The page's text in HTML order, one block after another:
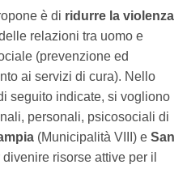
è di ridurre la violenza
relazioni tra uomo e
(prevenzione ed
ai servizi di cura). Nello
seguito indicate, si vogliono
personali, psicosociali di
(Municipalità VIII) e San
risorse attive per il